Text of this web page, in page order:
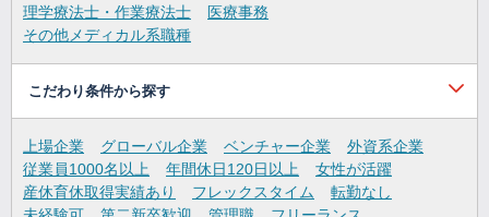
理学療法士・作業療法士
医療事務
その他メディカル系職種
こだわり条件から探す
上場企業 グローバル企業 ベンチャー企業
外資系企業
従業員1000名以上
年間休日120日以上
女性が活躍
産休育休取得実績あり
フレックスタイム
転勤なし